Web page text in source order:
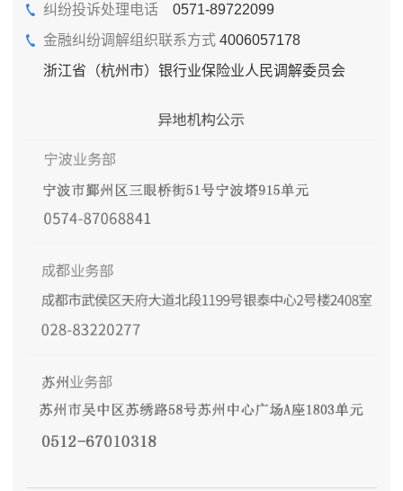
纠纷投诉处理电话0571-89722099
金融纠纷调解组织联系方式4006057178
浙江省（杭州市）银行业保险业人民调解委员会